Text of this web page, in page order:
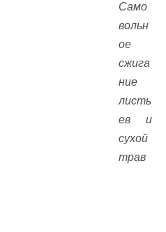
Само
вольн
ое
сжига
ние
листь
ев и
сухой
трав